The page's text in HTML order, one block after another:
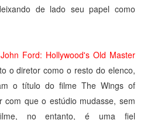
de lado seu papel como
Ford: Hollywood's Old Master
o diretor como o resto do elenco,
o título do filme The Wings of
com que o estúdio mudasse, sem
no entanto, é uma fiel